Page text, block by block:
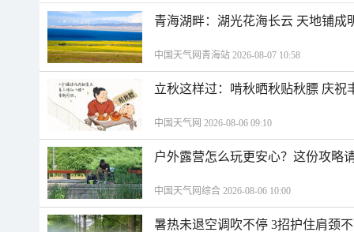
青海湖畔：湖光花海长云 天地铺成
中国天气网青海站 2026-08-07 10:58
立秋这样过：啃秋晒秋贴秋膘 庆祝
中国天气网 2026-08-06 09:10
户外露营怎么玩更安心？这份攻略
中国天气网综合 2026-08-06 10:00
暑热未退空调吹不停 3招护住肩颈